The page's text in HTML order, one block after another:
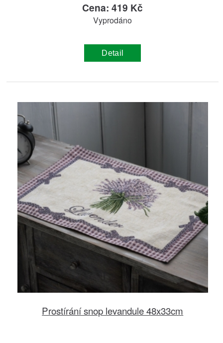
Cena: 419 Kč
Vyprodáno
Detail
Prostírání snop levandule 48x33cm